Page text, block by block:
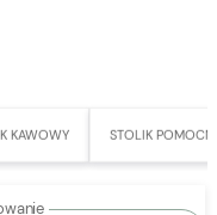
KAWOWY STOLIK